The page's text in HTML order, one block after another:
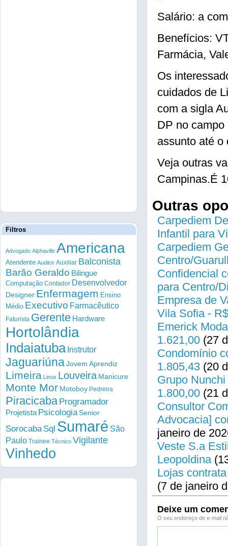
Salário: a
Benefícios:
Farmácia,
Os
cuidados de
com a sigla
DP no campo
assunto até o
Veja outras
Campinas.É
Outras
Carpediem
Infantil para
Carpediem
Centro/
Confidencial
para Centro/
Empresa de
Vila Sofia -
Emerick
1.621,00 (27
Condomínio
1.805,43 (20
Grupo
1.800,00 (21
Consultor
Advocacia]
janeiro de
Veste S.a
Leopoldina
Lojas
(7 de janeiro
Deixe um
O seu endereço de e-mail
Filtros
Advogado Alphaville Americana
Atendente Auditor Auxiliar Balconista
Barão Geraldo Bilingue
Computação Contador Desenvolvedor
Designer Enfermagem Ensino
Médio Executivo Farmacêutico
Faturista Gerente Hardware
Hortolândia
Indaiatuba Instrutor
Jaguariúna Jovem Aprendiz
Limeira Linux Louveira Manicure
Monte Mor Motoboy Pedreira
Piracicaba Programador
Projetista PsicologiaSenior
Sorocaba Sql Sumaré São
Paulo Trainee Técnico Vigilante
Vinhedo